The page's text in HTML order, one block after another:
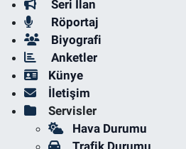
Seri İlan
Röportaj
Biyografi
Anketler
Künye
İletişim
Servisler
Hava Durumu
Trafik Durumu